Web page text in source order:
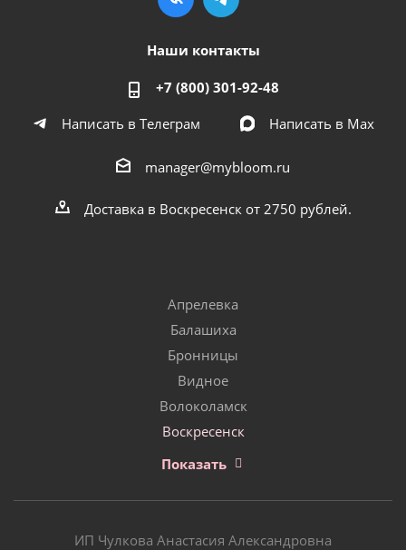
Наши контакты
+7 (800) 301-92-48
Написать в Телеграм
Написать в Мах
manager@mybloom.ru
Доставка в Воскресенск от 2750 рублей.
Апрелевка
Балашиха
Бронницы
Видное
Волоколамск
Воскресенск
Показать
ИП Чулкова Анастасия Александровна